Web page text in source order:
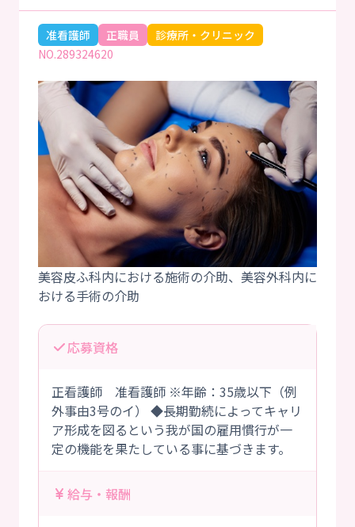
准看護師 正職員
診療所・クリニック
NO.289324620
美容皮ふ科内における施術の介助、美容外科内に
応募資格
正看護師 准看護師 ※年齢：35歳以下（例
外事由3号のイ） ◆長期勤続によってキャリ
ア形成を図るという我が国の雇用慣行が一
定の機能を果たしている事に基づきます。
給与・報酬